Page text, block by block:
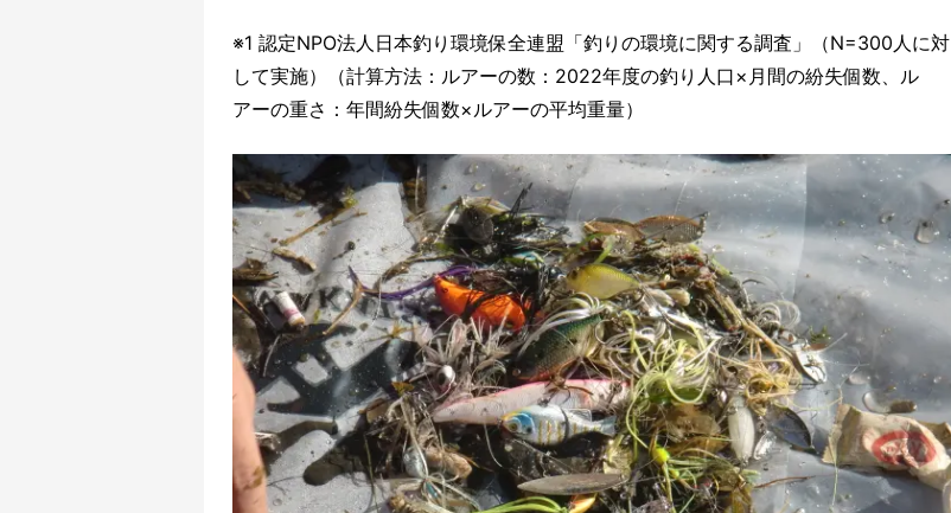
※1 認定NPO法人日本釣り環境保全連盟「釣りの環境に関する調査」（N=300人に対
して実施）（計算方法：ルアーの数：2022年度の釣り人口×月間の紛失個数、ル
アーの重さ：年間紛失個数×ルアーの平均重量）